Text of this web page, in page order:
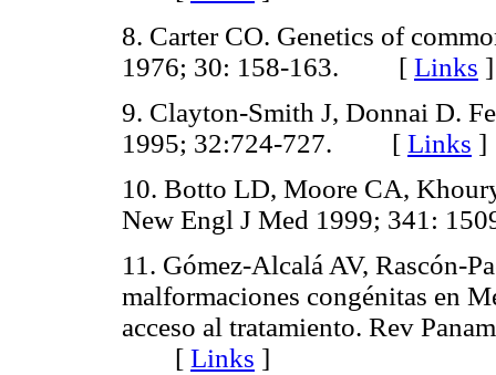
8. Carter CO. Genetics of
1976; 30: 158-163. [ Links ]
9. Clayton-Smith J, Donnai D.
1995; 32:724-727. [ Links ]
10. Botto LD, Moore CA,
New Engl J Med 1999; 341:
11. Gómez-Alcalá AV, Rascón-
malformaciones congénitas en
acceso al tratamiento. Rev
[ Links ]